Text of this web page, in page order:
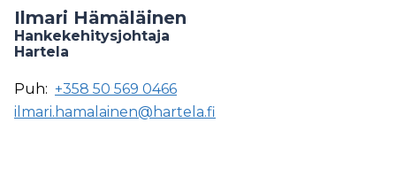
Ilmari Hämäläinen
Hankekehitysjohtaja
Hartela
Puh: +358 50 569 0466
ilmari.hamalainen@hartela.fi